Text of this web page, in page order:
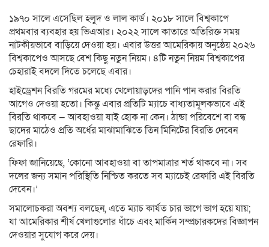
Link
১৯৭০ সালে এসেছিল হলুদ ও লাল কার্ড। ২০১৮ সালে বিশ্বকাপে
প্রথমবার ব্যবহার হয় ভিএআর। ২০২২ সালে কাতারে অতিরিক্ত সময়
নাটকীয়ভাবে বাড়িয়ে দেওয়া হয়। এবার উত্তর আমেরিকায় অনুষ্ঠেয় ২০২৬
বিশ্বকাপেও আসছে বেশ কিছু নতুন নিয়ম। ৪টি নতুন নিয়ম বিশ্বকাপের
চেহারাই বদলে দিতে চলেছে এবার।
হাইড্রেশন বিরতি গরমের মধ্যে খেলোয়াড়দের পানি পান করার বিরতি
আগেও দেওয়া হতো। কিন্তু এবার প্রতিটি ম্যাচে বাধ্যতামূলকভাবে এই
বিরতি থাকবে — আবহাওয়া যাই হোক না কেন। ঠান্ডা পরিবেশে বা বন্ধ
ছাদের মাঠেও প্রতি অর্ধের মাঝামাঝিতে তিন মিনিটের বিরতি দেবেন
রেফারি।
ফিফা জানিয়েছে, ‘কোনো আবহাওয়া বা তাপমাত্রার শর্ত থাকবে না। সব
দলের জন্য সমান পরিস্থিতি নিশ্চিত করতে সব ম্যাচেই রেফারি এই বিরতি
দেবেন।’
সমালোচকরা অবশ্য বলছেন, এতে ম্যাচ কার্যত চার ভাগে ভাগ হয়ে যায়;
যা আমেরিকার শীর্ষ খেলাগুলোর ধাঁচে এবং মার্কিন সম্প্রচারকদের বিজ্ঞাপন
দেওয়ার সুযোগ করে দেয়।